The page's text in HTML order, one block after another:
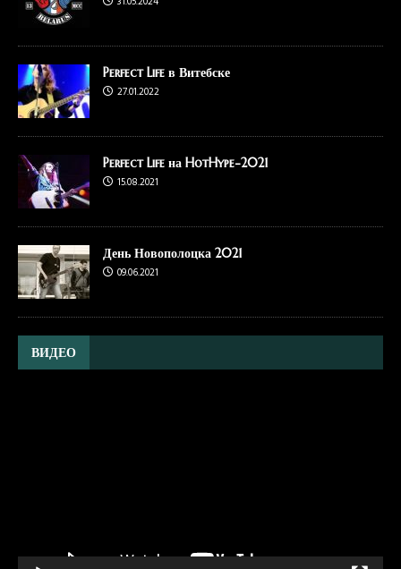
Perfect Life в Витебске
27.01.2022
Perfect Life на HotHype-2021
15.08.2021
День Новополоцка 2021
09.06.2021
ВИДЕО